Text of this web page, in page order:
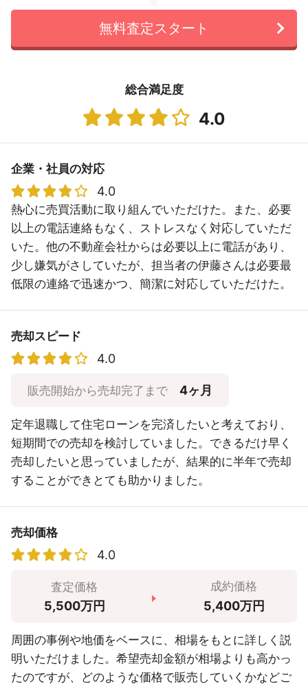
無料査定スタート
総合満足度
4.0
企業・社員の対応
4.0
熱心に売買活動に取り組んでいただけた。また、必要
以上の電話連絡もなく、ストレスなく対応していただ
いた。他の不動産会社からは必要以上に電話があり、
少し嫌気がさしていたが、担当者の伊藤さんは必要最
低限の連絡で迅速かつ、簡潔に対応していただけた。
売却スピード
4.0
販売開始から売却完了まで 4ヶ月
定年退職して住宅ローンを完済したいと考えており、
短期間での売却を検討していました。できるだけ早く
売却したいと思っていましたが、結果的に半年で売却
することができとても助かりました。
売却価格
4.0
査定価格
5,500万円
成約価格
5,400万円
周囲の事例や地価をベースに、相場をもとに詳しく説
明いただけました。希望売却金額が相場よりも高かっ
たのですが、どのような価格で販売していくかなどご